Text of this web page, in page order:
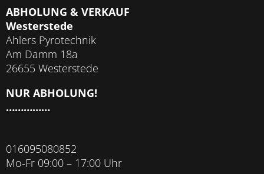
ABHOLUNG & VERKAUF
Westerstede
Ahlers Pyrotechnik
Am Damm 18a
26655 Westerstede
NUR ABHOLUNG!
……………
016095080852
Mo-Fr 09:00 – 17:00 Uhr